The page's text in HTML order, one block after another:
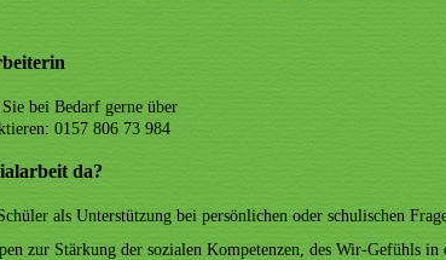
bei Bedarf gerne über
0157 806 73 984
da?
als Unterstützung bei persönlichen oder schulischen
zur Stärkung der sozialen Kompetenzen, des Wir-Gefühls